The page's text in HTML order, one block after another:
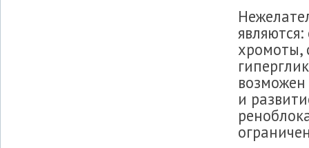
хромоты,
и